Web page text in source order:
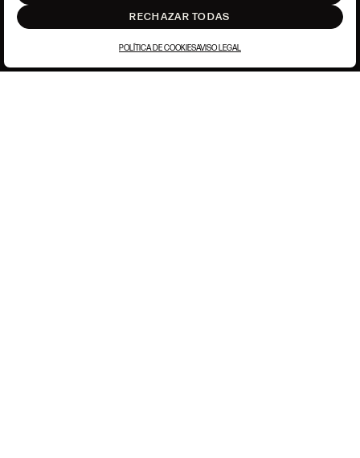
RECHAZAR TODAS
POLÍTICA DE COOKIESAVISO LEGAL